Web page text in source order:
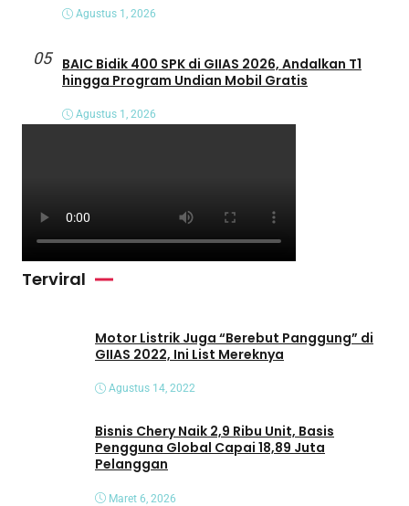
Agustus 1, 2026
05
BAIC Bidik 400 SPK di GIIAS 2026, Andalkan T1
hingga Program Undian Mobil Gratis
Agustus 1, 2026
Terviral
Motor Listrik Juga “Berebut Panggung” di
GIIAS 2022, Ini List Mereknya
Agustus 14, 2022
Bisnis Chery Naik 2,9 Ribu Unit, Basis
Pengguna Global Capai 18,89 Juta
Pelanggan
Maret 6, 2026